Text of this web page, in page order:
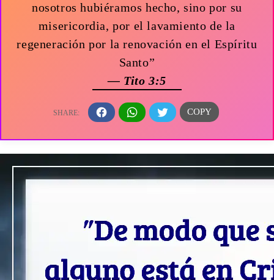
nosotros hubiéramos hecho, sino por su
misericordia, por el lavamiento de la
regeneración por la renovación en el Espíritu
Santo”
— Tito 3:5